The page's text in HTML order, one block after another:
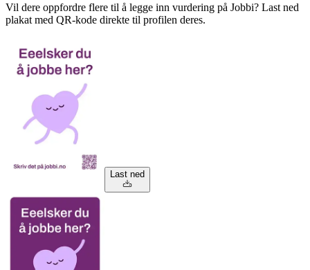
Vil dere oppfordre flere til å legge inn vurdering på Jobbi? Last ned
plakat med QR-kode direkte til profilen deres.
Last ned